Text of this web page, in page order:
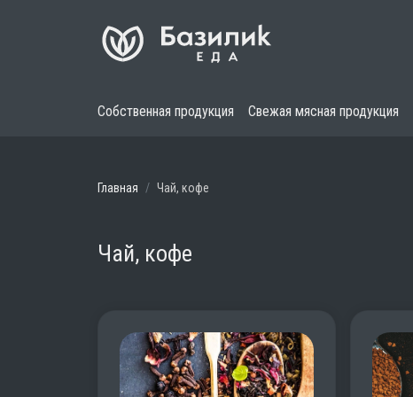
Собственная продукция Свежая мясная продукция
Главная Чай, кофе
Чай, кофе